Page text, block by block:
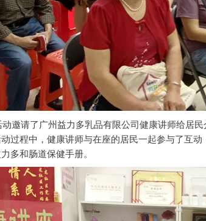
邀请了广州益力多乳品有限公司健康讲师给居
过程中，健康讲师与在座的居民一起参与了互
多和肠道保健手册。